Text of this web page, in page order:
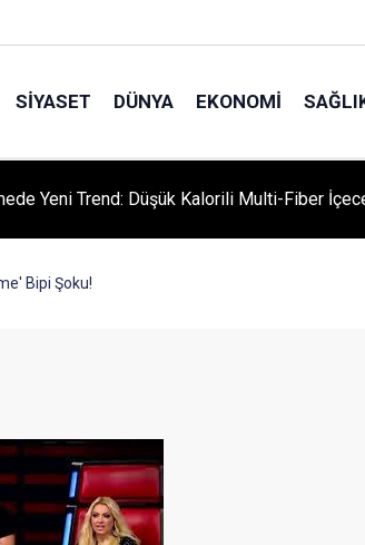
SIYASET DÜNYA EKONOMI
Yeni Trend: Düşük Kalorili Multi-Fiber
Bipi Şoku!